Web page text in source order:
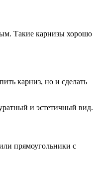
Такие карнизы хорошо
карниз, но и сделать
и эстетичный вид.
прямоугольники с